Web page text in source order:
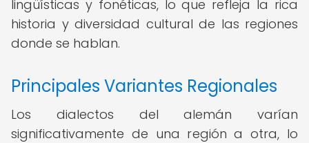
lingüísticas y fonéticas, lo que refleja la rica
historia y diversidad cultural de las regiones
donde se hablan.
Principales Variantes Regionales
Los dialectos del alemán varían
significativamente de una región a otra, lo